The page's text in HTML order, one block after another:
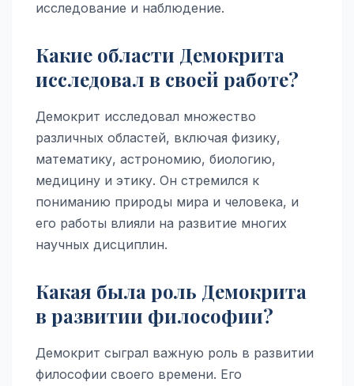
исследование и наблюдение.
Какие области Демокрита
исследовал в своей работе?
Демокрит исследовал множество
различных областей, включая физику,
математику, астрономию, биологию,
медицину и этику. Он стремился к
пониманию природы мира и человека, и
его работы влияли на развитие многих
научных дисциплин.
Какая была роль Демокрита
в развитии философии?
Демокрит сыграл важную роль в развитии
философии своего времени. Его